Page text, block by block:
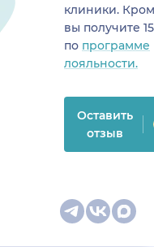
клиники.
вы получите
по программе
лояльности.
Оставить
отзыв